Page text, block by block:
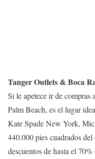
Tanger Outlets & Boca
Si le apetece ir de compras
Palm Beach, es el lugar
Kate Spade New York,
440.000 pies cuadrados
descuentos de hasta el